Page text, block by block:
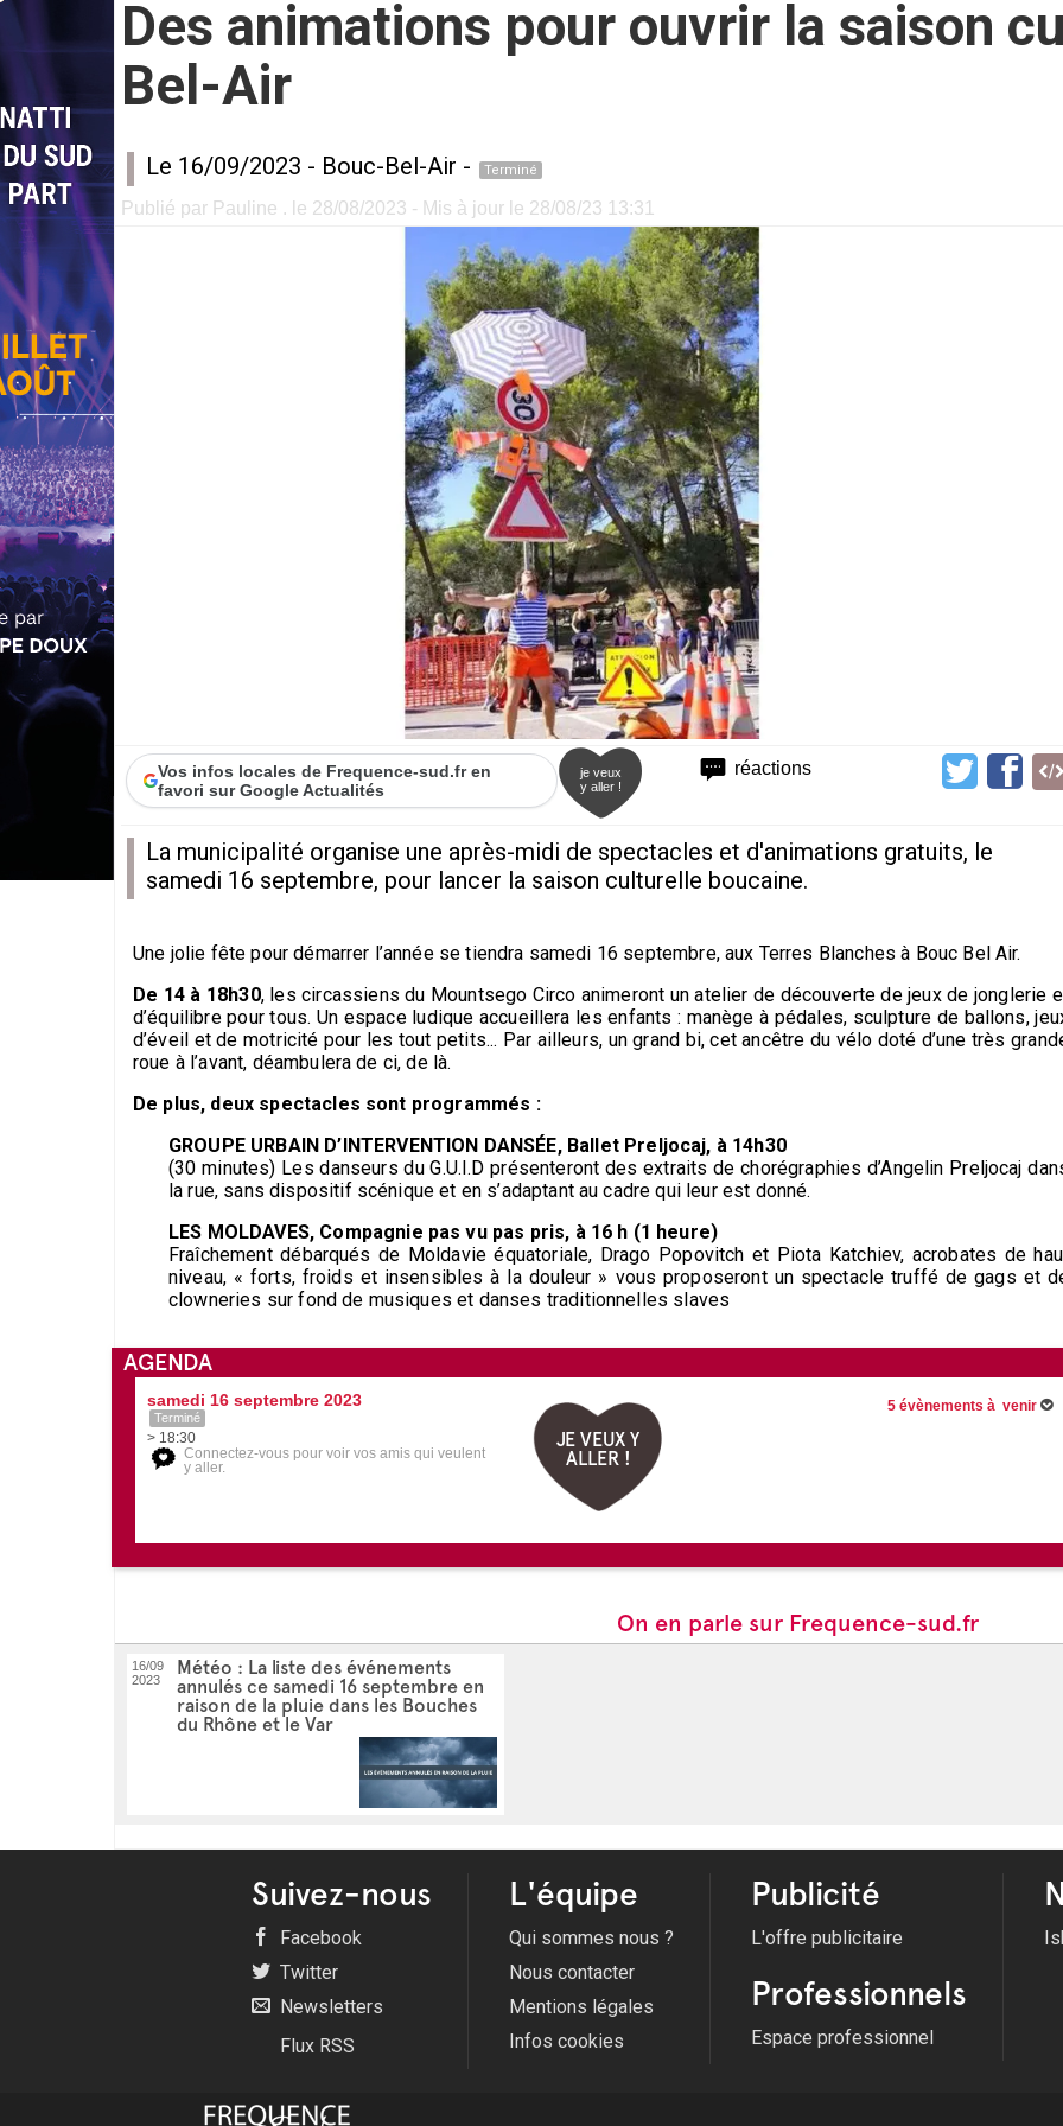
Des animations pour ouvrir la saison
Bel-Air
Le 16/09/2023 - Bouc-Bel-Air - Terminé
Publié par Pauline . le 28/08/2023 - Mis à jour le 28/08/23 13:31
réactions
Vos infos locales de Frequence-sud.fr en
favori sur Google Actualités
je veux
y aller !
La municipalité organise une après-midi de spectacles et d'animations gratuits, le
samedi 16 septembre, pour lancer la saison culturelle boucaine.
Une jolie fête pour démarrer l’année se tiendra samedi 16 septembre, aux Terres Blanches à Bouc Bel Air.
De 14 à 18h30, les circassiens du Mountsego Circo animeront un atelier de découverte de jeux de jonglerie
d’équilibre pour tous. Un espace ludique accueillera les enfants : manège à pédales, sculpture de ballons,
d’éveil et de motricité pour les tout petits... Par ailleurs, un grand bi, cet ancêtre du vélo doté d’une très
roue à l’avant, déambulera de ci, de là.
De plus, deux spectacles sont programmés :
GROUPE URBAIN D’INTERVENTION DANSÉE, Ballet Preljocaj, à 14h30
(30 minutes) Les danseurs du G.U.I.D présenteront des extraits de chorégraphies d’Angelin Preljocaj
la rue, sans dispositif scénique et en s’adaptant au cadre qui leur est donné.
LES MOLDAVES, Compagnie pas vu pas pris, à 16 h (1 heure)
Fraîchement débarqués de Moldavie équatoriale, Drago Popovitch et Piota Katchiev, acrobates de
niveau, « forts, froids et insensibles à la douleur » vous proposeront un spectacle truffé de gags et
clowneries sur fond de musiques et danses traditionnelles slaves
AGENDA
samedi 16 septembre 2023
Terminé
> 18:30
Connectez-vous pour voir vos amis qui veulent
y aller.
JE VEUX Y
ALLER !
5 évènements à venir
On en parle sur Frequence-sud.fr
16/09
2023
Météo : La liste des événements
annulés ce samedi 16 septembre en
raison de la pluie dans les Bouches
du Rhône et le Var
Suivez-nous
Facebook
Twitter
Newsletters
Flux RSS
L'équipe
Qui sommes nous ?
Nous contacter
Mentions légales
Infos cookies
Publicité
L'offre publicitaire
Professionnels
Espace professionnel